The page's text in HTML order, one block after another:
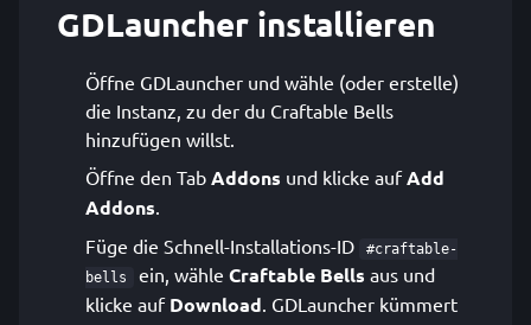
GDLauncher installieren
Öffne GDLauncher und wähle (oder erstelle)
die Instanz, zu der du Craftable Bells
hinzufügen willst.
Öffne den Tab Addons und klicke aufAdd
Addons.
Füge die Schnell-Installations-ID
#craftable-
bells
ein, wähle Craftable Bells aus und
klicke auf Download. GDLauncher kümmert